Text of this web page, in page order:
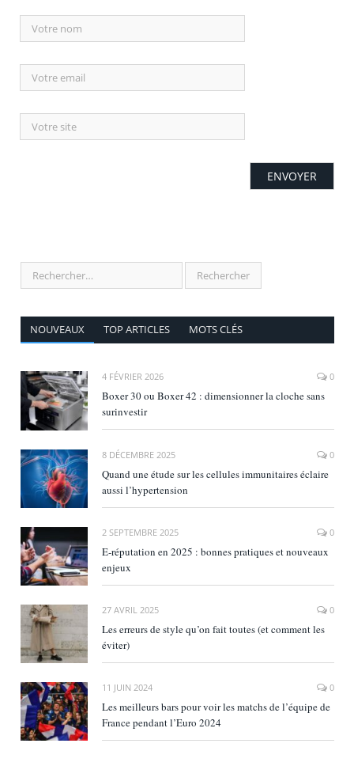
NOUVEAUX TOP ARTICLES MOTS CLÉS
4 FÉVRIER 2026 0
Boxer 30 ou Boxer 42 : dimensionner la cloche sans
surinvestir
8 DÉCEMBRE 2025 0
Quand une étude sur les cellules immunitaires éclaire
aussi l’hypertension
2 SEPTEMBRE 2025 0
E‑réputation en 2025 : bonnes pratiques et nouveaux
enjeux
27 AVRIL 2025 0
Les erreurs de style qu’on fait toutes (et comment les
éviter)
11 JUIN 2024 0
Les meilleurs bars pour voir les matchs de l’équipe de
France pendant l’Euro 2024